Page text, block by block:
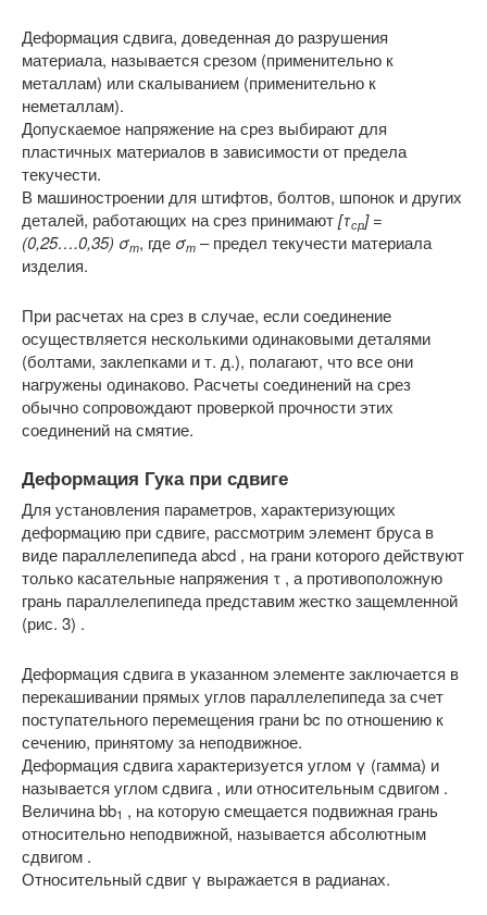
Деформация сдвига, доведенная до разрушения
материала, называется срезом (применительно к
металлам) или скалыванием (применительно к
неметаллам).
Допускаемое напряжение на срез выбирают для
пластичных материалов в зависимости от предела
текучести.
В машиностроении для штифтов, болтов, шпонок и других
деталей, работающих на срез принимают[τср] =
(0,25….0,35) σт, где σт – предел текучести материала
изделия.
При расчетах на срез в случае, если соединение
осуществляется несколькими одинаковыми деталями
(болтами, заклепками и т. д.), полагают, что все они
нагружены одинаково. Расчеты соединений на срез
обычно сопровождают проверкой прочности этих
соединений на смятие.
Деформация Гука при сдвиге
Для установления параметров, характеризующих
деформацию при сдвиге, рассмотрим элемент бруса в
виде параллелепипеда abcd , на грани которого действуют
только касательные напряжения τ , а противоположную
грань параллелепипеда представим жестко защемленной
(рис. 3) .
Деформация сдвига в указанном элементе заключается в
перекашивании прямых углов параллелепипеда за счет
поступательного перемещения грани bc по отношению к
сечению, принятому за неподвижное.
Деформация сдвига характеризуется углом γ (гамма) и
называется углом сдвига , или относительным сдвигом .
Величина bb1 , на которую смещается подвижная грань
относительно неподвижной, называется абсолютным
сдвигом .
Относительный сдвиг γ выражается в радианах.